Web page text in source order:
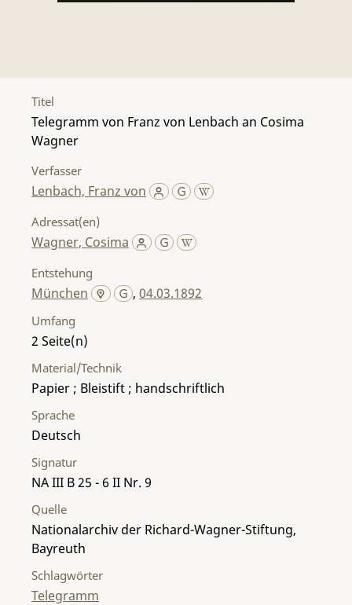
Titel
Telegramm von Franz von Lenbach an Cosima
Wagner
Verfasser
Lenbach, Franz von
Adressat(en)
Wagner, Cosima
Entstehung
München ,04.03.1892
Umfang
2
Material/Technik
Papier ; Bleistift ; handschriftlich
Sprache
Deutsch
Signatur
NA III B 25 - 6 II Nr. 9
Quelle
Nationalarchiv der Richard-Wagner-Stiftung,
Bayreuth
Schlagwörter
Telegramm